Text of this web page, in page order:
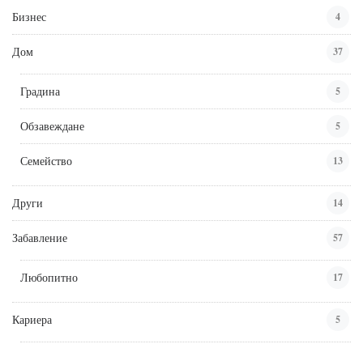
Бизнес 4
Дом 37
Градина 5
Обзавеждане 5
Семейство 13
Други 14
Забавление 57
Любопитно 17
Кариера 5